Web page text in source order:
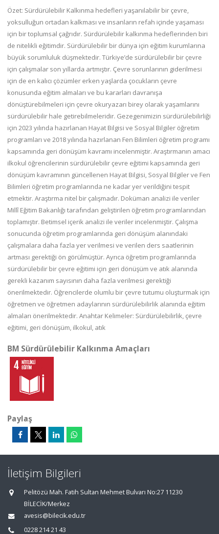
Özet: Sürdürülebilir Kalkınma hedefleri yaşanılabilir bir çevre,
yoksulluğun ortadan kalkması ve insanların refah içinde yaşaması
için bir toplumsal çağrıdır. Sürdürülebilir kalkınma hedeflerinden biri
de nitelikli eğitimdir. Sürdürülebilir bir dünya için eğitim kurumlarına
büyük sorumluluk düşmektedir. Türkiye’de sürdürülebilir bir çevre
için çalışmalar son yıllarda artmıştır. Çevre sorunlarının giderilmesi
için de en kalıcı çözümler erken yaşlarda çocukların çevre
konusunda eğitim almaları ve bu kararları davranışa
dönüştürebilmeleri için çevre okuryazarı birey olarak yaşamlarını
sürdürülebilir hale getirebilmeleridir. Gezegenimizin sürdürülebilirliği
için 2023 yılında hazırlanan Hayat Bilgisi ve Sosyal Bilgiler öğretim
programları ve 2018 yılında hazırlanan Fen Bilimleri öğretim programı
kapsamında geri dönüşüm kavramı incelenmiştir. Araştırmanın amacı
ilkokul öğrencilerinin sürdürülebilir çevre eğitimi kapsamında geri
dönüşüm kavramının güncellenen Hayat Bilgisi, Sosyal Bilgiler ve Fen
Bilimleri öğretim programlarında ne kadar yer verildiğini tespit
etmektir. Araştırma nitel bir çalışmadır. Doküman analizi ile veriler
Millî Eğitim Bakanlığı tarafından geliştirilen öğretim programlarından
toplamıştır. Betimsel içerik analizi ile veriler incelenmiştir. Çalışma
sonucunda öğretim programlarında geri dönüşüm alanındaki
çalışmalara daha fazla yer verilmesi ve verilen ders saatlerinin
artması gerektiği ön görülmüştür. Ayrıca öğretim programlarında
sürdürülebilir bir çevre eğitimi için geri dönüşüm ve atık alanında
gerekli kazanım sayısının daha fazla verilmesi gerektiği
önerilmektedir. Öğrencilerde olumlu bir çevre tutumu oluşturmak için
öğretmen ve öğretmen adaylarının sürdürülebilirlik alanında eğitim
almaları önerilmektedir. Anahtar Kelimeler: Sürdürülebilirlik, çevre
eğitimi, geri dönüşüm, ilkokul, atık
BM Sürdürülebilir Kalkınma Amaçları
Paylaş
İletişim Bilgileri
Pelitözü Mah. Fatih Sultan Mehmet Bulvarı No:27 11230
BİLECİK/Merkez
avesis@bilecik.edu.tr
0228 214 21 43